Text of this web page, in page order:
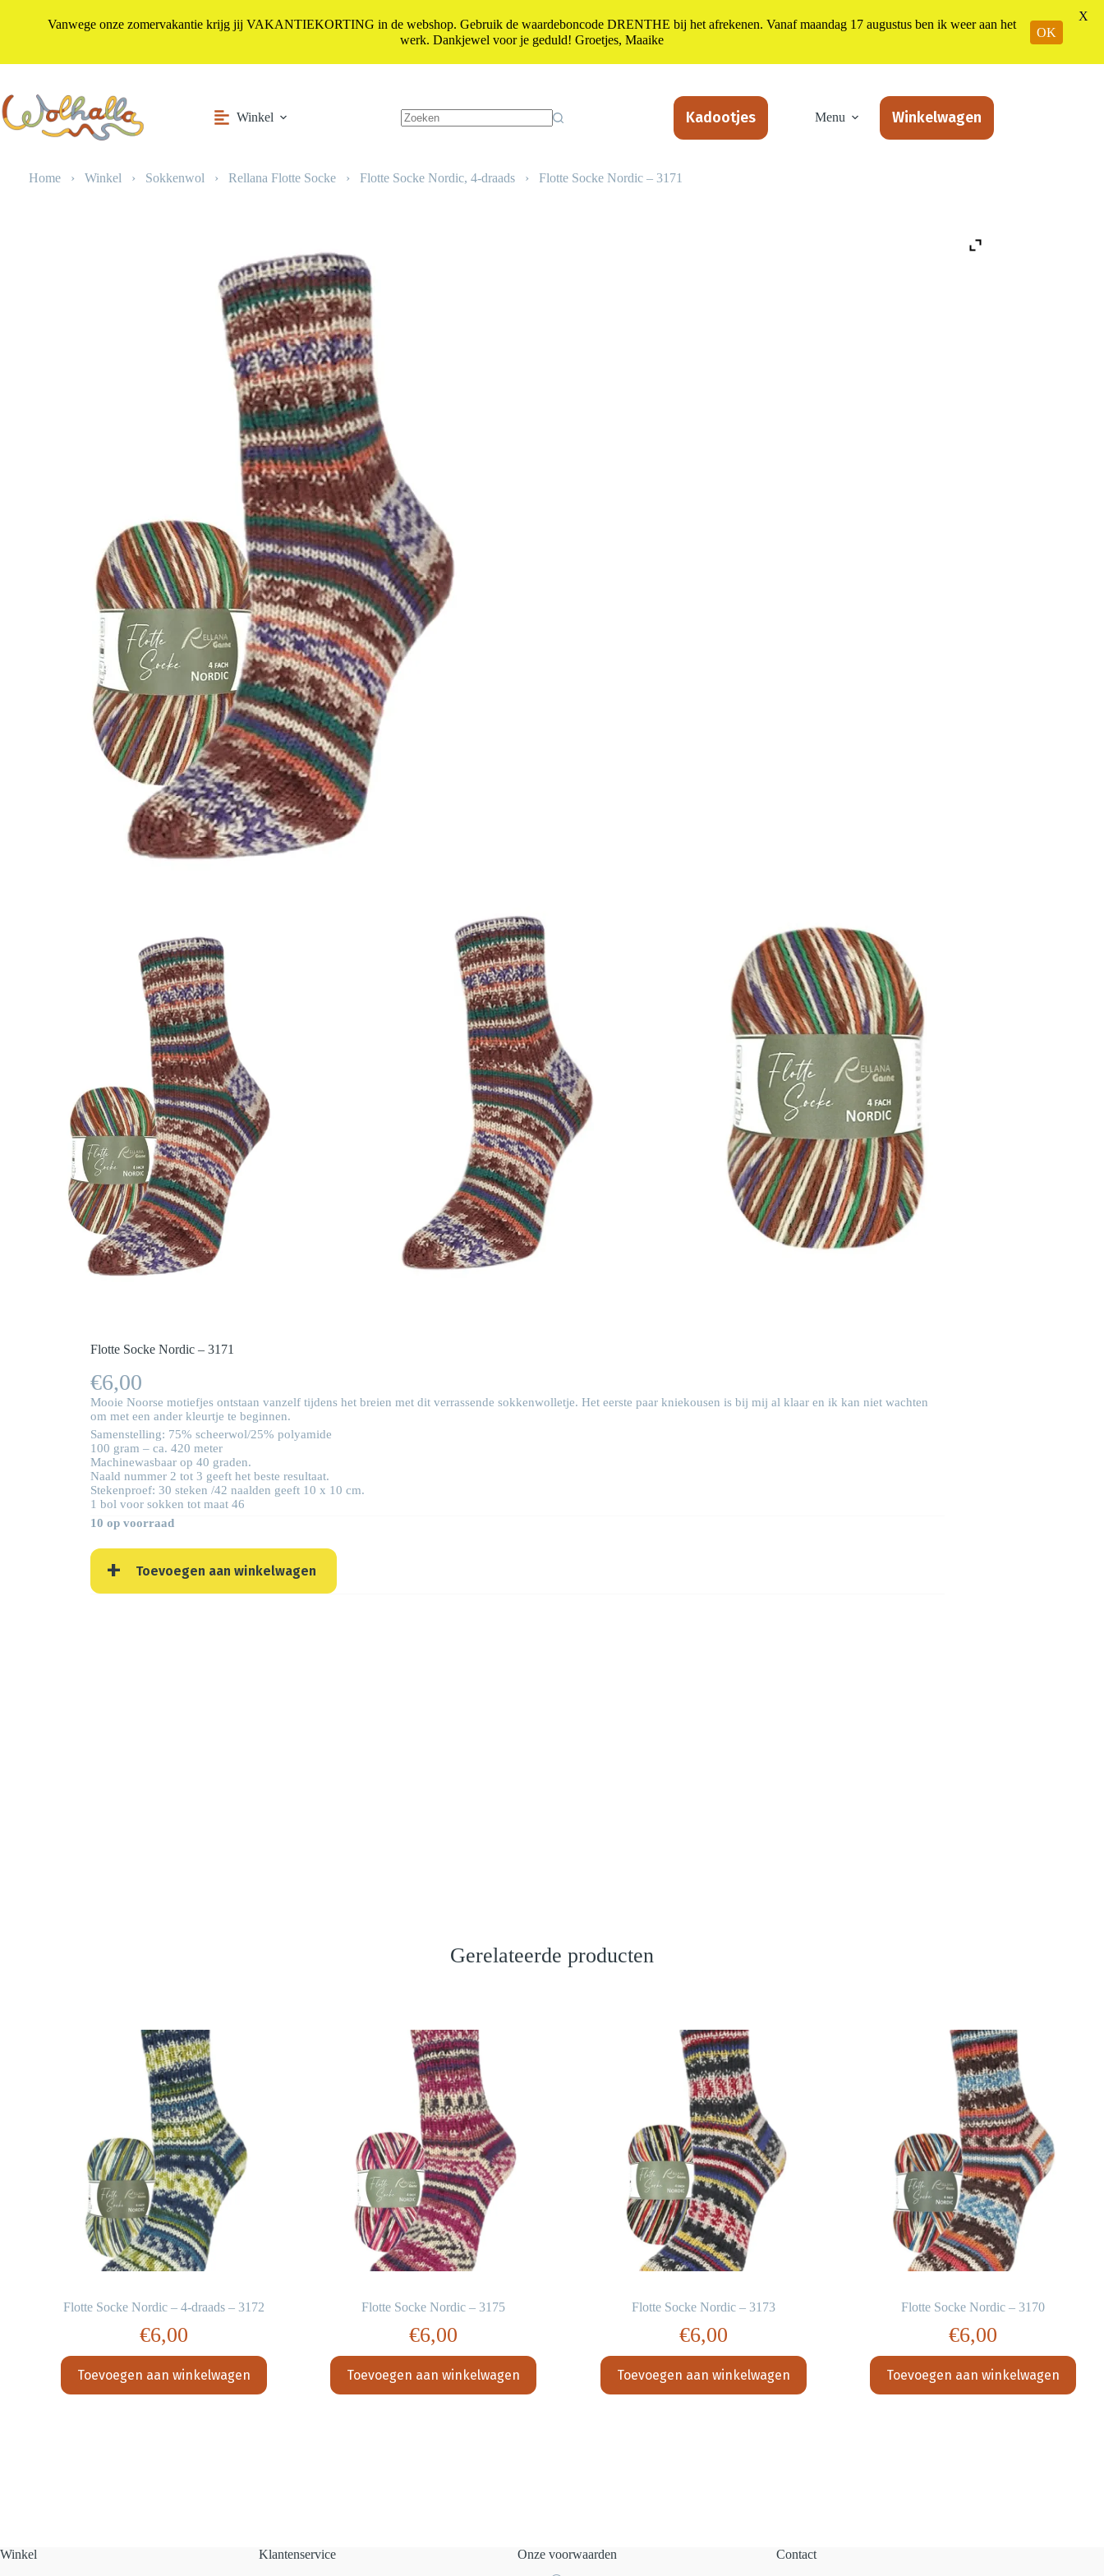
de
inhoud
Winkel
Kadootjes Menu Winkelwagen
Home › Winkel › Sokkenwol › Rellana Flotte Socke › Flotte Socke Nordic, 4-draads › Flotte Socke Nordic – 3171
Flotte Socke Nordic – 3171
€6,00
Mooie Noorse motiefjes ontstaan vanzelf tijdens het breien met dit verrassende sokkenwolletje. Het eerste paar kniekousen is bij mij al klaar en ik kan niet wachten
om met een ander kleurtje te beginnen.
Samenstelling: 75% scheerwol/25% polyamide
100 gram – ca. 420 meter
Machinewasbaar op 40 graden.
Naald nummer 2 tot 3 geeft het beste resultaat.
Stekenproef: 30 steken /42 naalden geeft 10 x 10 cm.
1 bol voor sokken tot maat 46
10 op voorraad
Toevoegen aan winkelwagen
Gerelateerde producten
Flotte Socke Nordic – 4-draads – 3172
€6,00
Toevoegen aan winkelwagen
Flotte Socke Nordic – 3175
€6,00
Toevoegen aan winkelwagen
Flotte Socke Nordic – 3173
€6,00
Toevoegen aan winkelwagen
Flotte Socke Nordic – 3170
€6,00
Toevoegen aan winkelwagen
Winkel Klantenservice Onze voorwaarden Contact
Vanwege onze zomervakantie krijg jij VAKANTIEKORTING in de webshop. Gebruik de waardeboncode DRENTHE bij het afrekenen. Vanaf maandag 17 augustus ben ik weer aan het
werk. Dankjewel voor je geduld! Groetjes, Maaike
OK
X